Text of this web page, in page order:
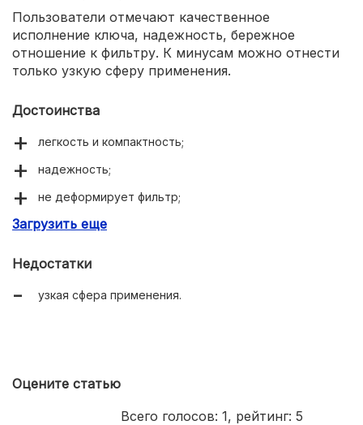
Пользователи отмечают качественное
исполнение ключа, надежность, бережное
отношение к фильтру. К минусам можно отнести
только узкую сферу применения.
Достоинства
легкость и компактность;
надежность;
не деформирует фильтр;
порошковое покрытие.
Загрузить еще
Недостатки
узкая сфера применения.
Оцените статью
Всего голосов: 1, рейтинг: 5